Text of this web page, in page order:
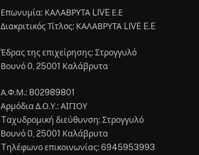
Επωνυμία: ΚΑΛΑΒΡΥΤΑ LIVE Ε.Ε
Διακριτικός Τίτλος: ΚΑΛΑΒΡΥΤΑ LIVE E.E
Έδρας της επιχείρησης: Στρογγυλό
Βουνό 0, 25001 Καλάβρυτα
Α.Φ.Μ.: 802989801
Αρμόδια Δ.Ο.Υ.: ΑΙΓΙΟΥ
Tαχυδρομική διεύθυνση: Στρογγυλό
Βουνό 0, 25001 Καλάβρυτα
Tηλέφωνο επικοινωνίας: 6945953993